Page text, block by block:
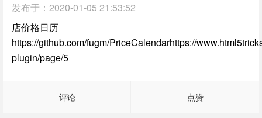
发布于： 2020-01-05 21:53:52
店价格日历
https://github.com/fugm/PriceCalendarhttps://
plugin/page/5
评论 点赞